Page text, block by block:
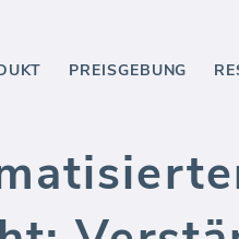
PREISGEBUNG